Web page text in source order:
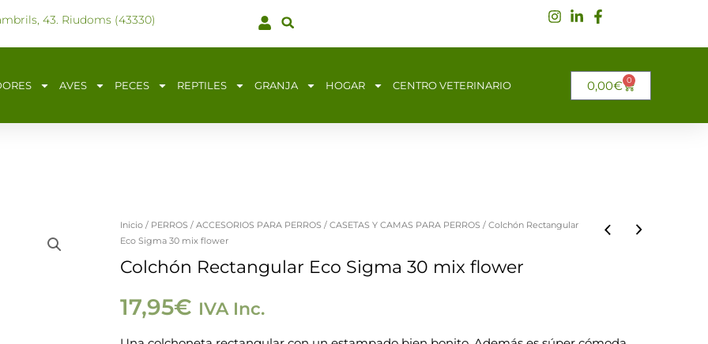
43. Riudoms (43330)
AVES PECES REPTILES GRANJA HOGAR CENTRO VETERINARIO 0,00€ 0
CARRITO
Inicio/ PERROS / ACCESORIOS PARA PERROS / CASETAS Y CAMAS PARA PERROS / Colchón Rectangular
Eco Sigma 30 mix flower
Colchón Rectangular Eco Sigma 30 mix flower
17,95€ IVA Inc.
Colchón
Eco
Sigma